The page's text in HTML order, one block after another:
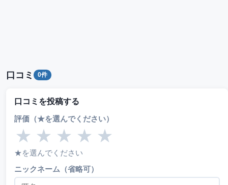
口コミ 0件
口コミを投稿する
評価（★を選んでください）
★ ★ ★ ★ ★
★を選んでください
ニックネーム（省略可）